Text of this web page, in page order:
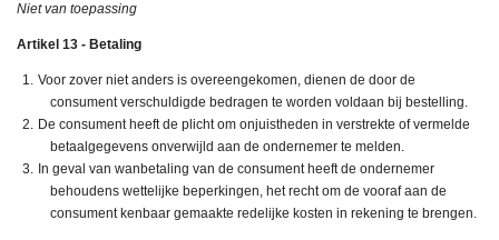
Niet van toepassing
Artikel 13 - Betaling
Voor zover niet anders is overeengekomen, dienen de door de
consument verschuldigde bedragen te worden voldaan bij bestelling.
De consument heeft de plicht om onjuistheden in verstrekte of vermelde
betaalgegevens onverwijld aan de ondernemer te melden.
In geval van wanbetaling van de consument heeft de ondernemer
behoudens wettelijke beperkingen, het recht om de vooraf aan de
consument kenbaar gemaakte redelijke kosten in rekening te brengen.